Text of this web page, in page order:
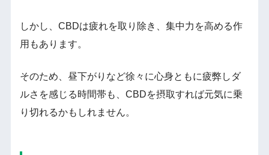
しかし、CBDは疲れを取り除き、集中力を高める作
用もあります。
そのため、昼下がりなど徐々に心身ともに疲弊しダ
ルさを感じる時間帯も、CBDを摂取すれば元気に乗
り切れるかもしれません。